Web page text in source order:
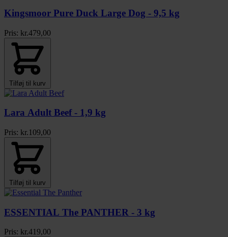
Kingsmoor Pure Duck Large Dog - 9,5 kg
Pris: kr.479,00
Tilføj til kurv
Lara Adult Beef - 1,9 kg
Pris: kr.109,00
Tilføj til kurv
ESSENTIAL The PANTHER - 3 kg
Pris: kr.419,00